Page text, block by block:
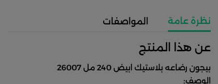
نظرة عامة المواصفات
عن هذا المنتج
بيجون رضاعه بلاستيك ابيض 240 مل 26007
الوصف: